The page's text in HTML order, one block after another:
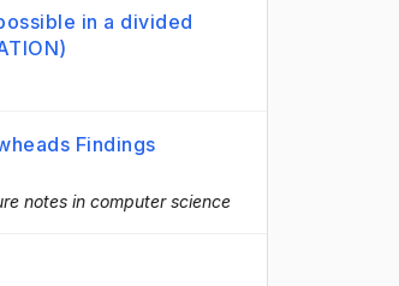
in a divided
Findings
notes in computer science